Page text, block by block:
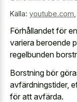
Källa: youtube.com
Förhållandet för
variera beroende
regelbunden
Borstning bör
avfärdningstider,
för att avfärda.